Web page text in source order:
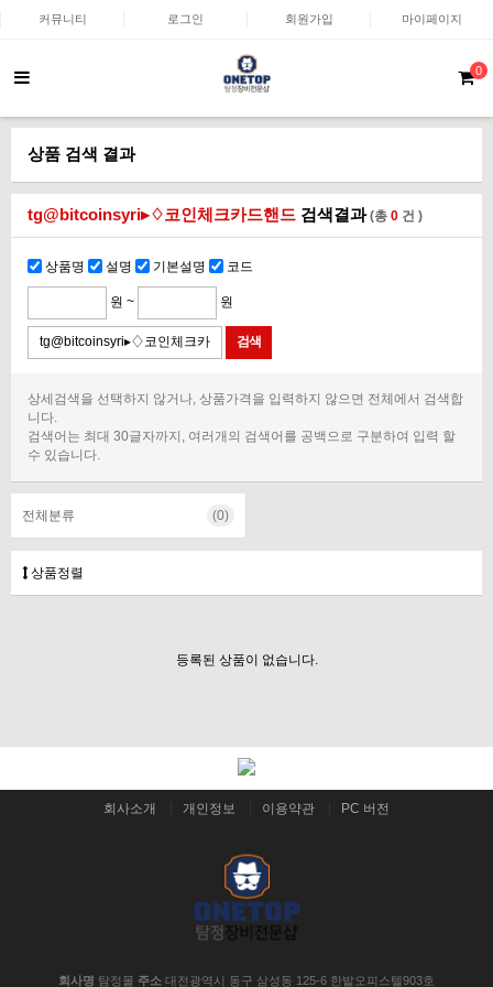
커뮤니티 로그인 회원가입 마이페이지
0
상품 검색 결과
tg@bitcoinsyri▸♢코인체크카드핸드 검색결과(총 0 건 )
상품명 설명 기본설명 코드
원 ~ 원
상세검색을 선택하지 않거나, 상품가격을 입력하지 않으면 전체에서 검색합
니다.
검색어는 최대 30글자까지, 여러개의 검색어를 공백으로 구분하여 입력 할
수 있습니다.
전체분류 (0)
상품정렬
등록된 상품이 없습니다.
회사소개 개인정보 이용약관 PC 버전
회사명 탐정몰 주소 대전광역시 동구 삼성동 125-6 한밭오피스텔903호